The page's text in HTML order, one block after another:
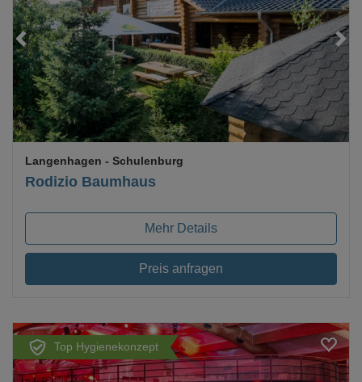
Loading...
Rodizio Baumhaus
Langenhagen - Schulenburg
Mehr Details
Preis anfragen
Top Hygienekonzept